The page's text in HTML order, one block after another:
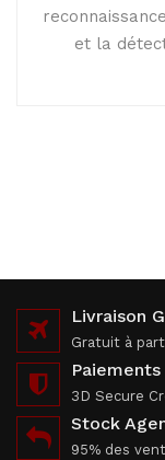
et la
Livraison
Gratuit à
3D Secure
Stock
95% des